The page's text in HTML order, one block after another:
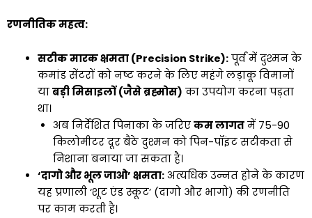
रणनीतिक महत्व:
सटीक मारक क्षमता (Precision Strike):पूर्व में दुश्मन के
कमांड सेंटरों को नष्ट करने के लिए महंगे लड़ाकू विमानों
या बड़ी मिसाइलों (जैसे ब्रह्मोस) का उपयोग करना पड़ता
था।
अब निर्देशित पिनाका के जरिए कम लागतमें 75-90
किलोमीटर दूर बैठे दुश्मन को पिन-पॉइंट सटीकता से
निशाना बनाया जा सकता है।
‘दागो और भूल जाओ’ क्षमता:अत्यधिक उन्नत होने के कारण
यह प्रणाली ‘शूट एंड स्कूट’ (दागो और भागो) की रणनीति
पर काम करती है।